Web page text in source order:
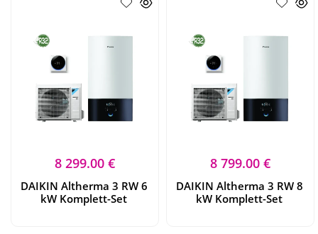
DAIKIN Altherma 3 RW 6
kW Komplett-Set
8 299.00 €
DAIKIN Altherma 3 RW 8
kW Komplett-Set
8 799.00 €